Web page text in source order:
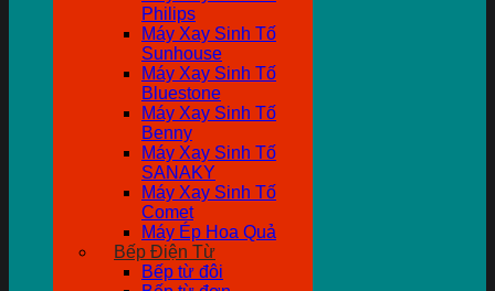
Philips
Máy Xay Sinh Tố
Sunhouse
Máy Xay Sinh Tố
Bluestone
Máy Xay Sinh Tố
Benny
Máy Xay Sinh Tố
SANAKY
Máy Xay Sinh Tố
Comet
Máy Ép Hoa Quả
Bếp Điện Từ
Bếp từ đôi